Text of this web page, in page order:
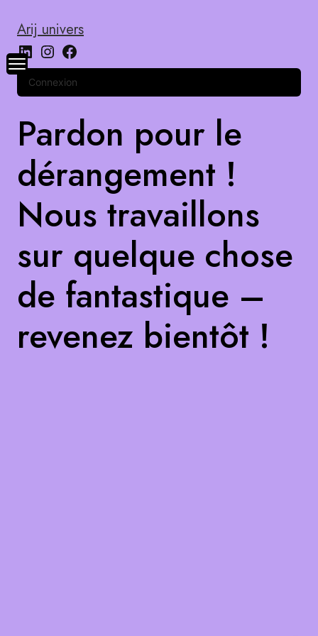
Arij univers
Connexion
Pardon pour le
dérangement !
Nous travaillons
sur quelque chose
de fantastique –
revenez bientôt !